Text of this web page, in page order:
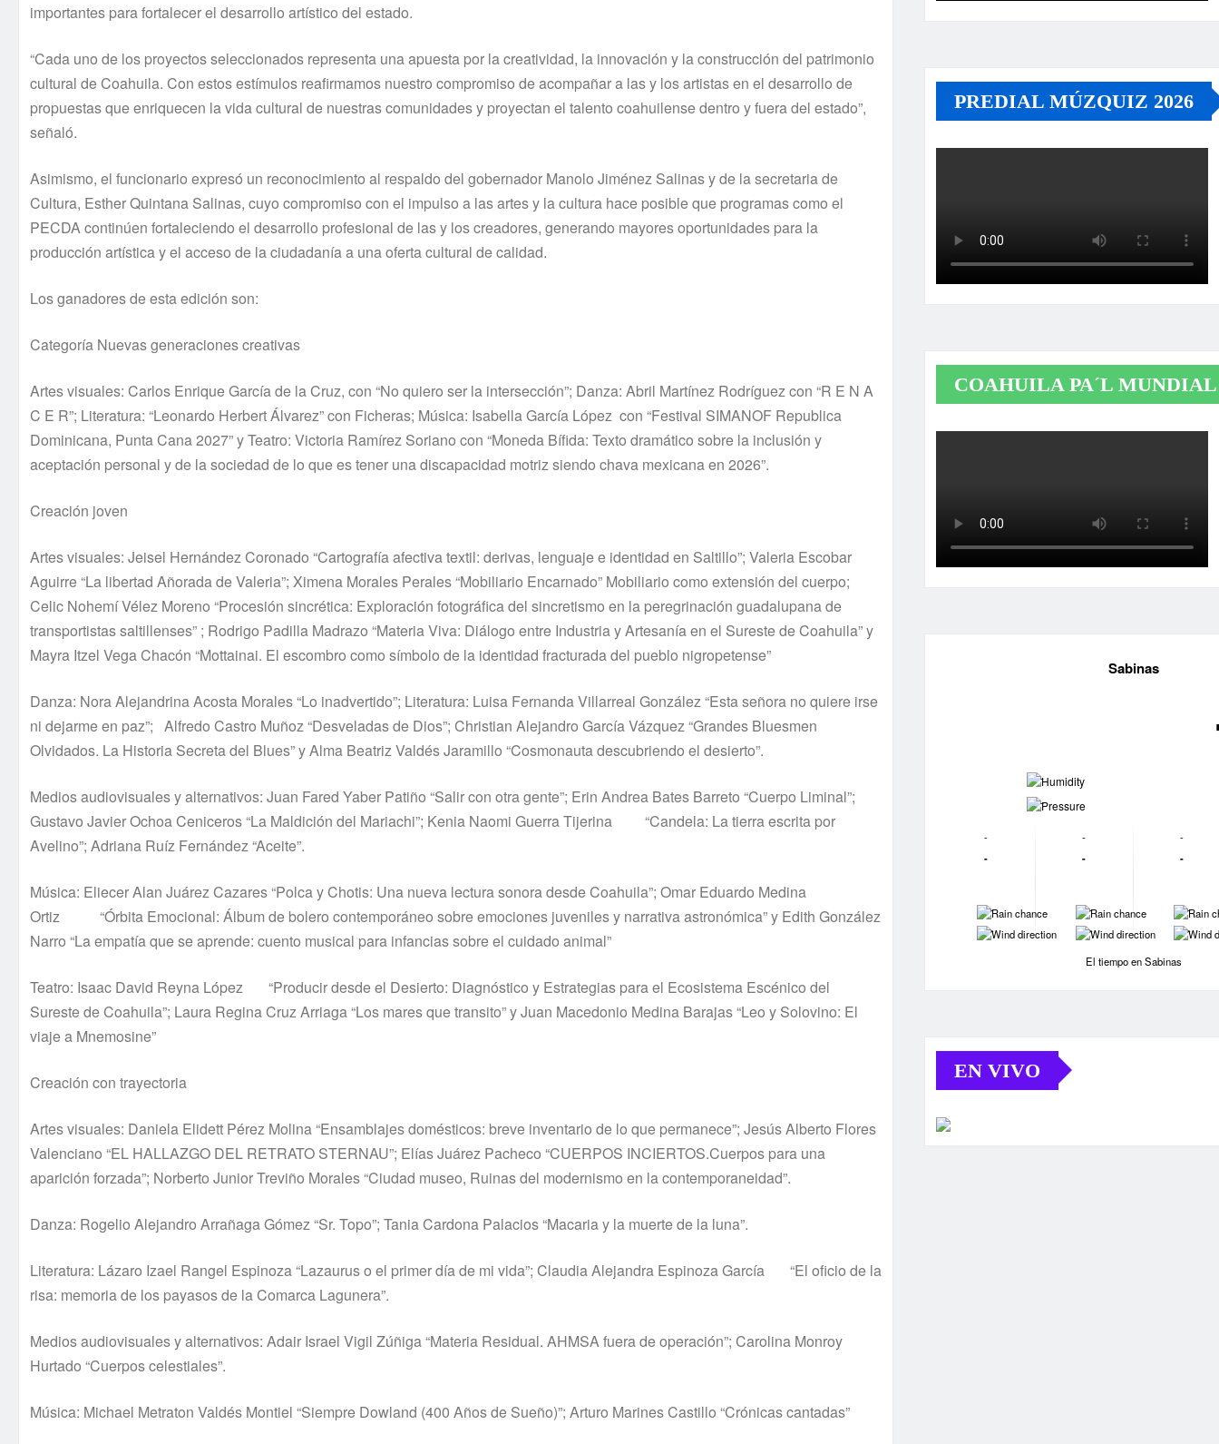
importantes para fortalecer el desarrollo artístico del estado.
“Cada uno de los proyectos seleccionados representa una apuesta por la creatividad, la innovación y la construcción del patrimonio
cultural de Coahuila. Con estos estímulos reafirmamos nuestro compromiso de acompañar a las y los artistas en el desarrollo de
propuestas que enriquecen la vida cultural de nuestras comunidades y proyectan el talento coahuilense dentro y fuera del estado”,
señaló.
Asimismo, el funcionario expresó un reconocimiento al respaldo del gobernador Manolo Jiménez Salinas y de la secretaria de
Cultura, Esther Quintana Salinas, cuyo compromiso con el impulso a las artes y la cultura hace posible que programas como el
PECDA continúen fortaleciendo el desarrollo profesional de las y los creadores, generando mayores oportunidades para la
producción artística y el acceso de la ciudadanía a una oferta cultural de calidad.
Los ganadores de esta edición son:
Categoría Nuevas generaciones creativas
Artes visuales: Carlos Enrique García de la Cruz, con “No quiero ser la intersección”; Danza: Abril Martínez Rodríguez con “R E N A
C E R”; Literatura: “Leonardo Herbert Álvarez” con Ficheras; Música: Isabella García López con “Festival SIMANOF Republica
Dominicana, Punta Cana 2027” y Teatro: Victoria Ramírez Soriano con “Moneda Bífida: Texto dramático sobre la inclusión y
aceptación personal y de la sociedad de lo que es tener una discapacidad motriz siendo chava mexicana en 2026”.
Creación joven
Artes visuales: Jeisel Hernández Coronado “Cartografía afectiva textil: derivas, lenguaje e identidad en Saltillo”; Valeria Escobar
Aguirre “La libertad Añorada de Valeria”; Ximena Morales Perales “Mobiliario Encarnado” Mobiliario como extensión del cuerpo;
Celic Nohemí Vélez Moreno “Procesión sincrética: Exploración fotográfica del sincretismo en la peregrinación guadalupana de
transportistas saltillenses” ; Rodrigo Padilla Madrazo “Materia Viva: Diálogo entre Industria y Artesanía en el Sureste de Coahuila” y
Mayra Itzel Vega Chacón “Mottainai. El escombro como símbolo de la identidad fracturada del pueblo nigropetense”
Danza: Nora Alejandrina Acosta Morales “Lo inadvertido”; Literatura: Luisa Fernanda Villarreal González “Esta señora no quiere irse
ni dejarme en paz”; Alfredo Castro Muñoz “Desveladas de Dios”; Christian Alejandro García Vázquez “Grandes Bluesmen
Olvidados. La Historia Secreta del Blues” y Alma Beatriz Valdés Jaramillo “Cosmonauta descubriendo el desierto”.
Medios audiovisuales y alternativos: Juan Fared Yaber Patiño “Salir con otra gente”; Erin Andrea Bates Barreto “Cuerpo Liminal”;
Gustavo Javier Ochoa Ceniceros “La Maldición del Mariachi”; Kenia Naomi Guerra Tijerina “Candela: La tierra escrita por
Avelino”; Adriana Ruíz Fernández “Aceite”.
Música: Eliecer Alan Juárez Cazares “Polca y Chotis: Una nueva lectura sonora desde Coahuila”; Omar Eduardo Medina
Ortiz “Órbita Emocional: Álbum de bolero contemporáneo sobre emociones juveniles y narrativa astronómica” y Edith González
Narro “La empatía que se aprende: cuento musical para infancias sobre el cuidado animal”
Teatro: Isaac David Reyna López “Producir desde el Desierto: Diagnóstico y Estrategias para el Ecosistema Escénico del
Sureste de Coahuila”; Laura Regina Cruz Arriaga “Los mares que transito” y Juan Macedonio Medina Barajas “Leo y Solovino: El
viaje a Mnemosine”
Creación con trayectoria
Artes visuales: Daniela Elidett Pérez Molina “Ensamblajes domésticos: breve inventario de lo que permanece”; Jesús Alberto Flores
Valenciano “EL HALLAZGO DEL RETRATO STERNAU”; Elías Juárez Pacheco “CUERPOS INCIERTOS.Cuerpos para una
aparición forzada”; Norberto Junior Treviño Morales “Ciudad museo, Ruinas del modernismo en la contemporaneidad”.
Danza: Rogelio Alejandro Arrañaga Gómez “Sr. Topo”; Tania Cardona Palacios “Macaria y la muerte de la luna”.
Literatura: Lázaro Izael Rangel Espinoza “Lazaurus o el primer día de mi vida”; Claudia Alejandra Espinoza García “El oficio de la
risa: memoria de los payasos de la Comarca Lagunera”.
Medios audiovisuales y alternativos: Adair Israel Vigil Zúñiga “Materia Residual. AHMSA fuera de operación”; Carolina Monroy
Hurtado “Cuerpos celestiales”.
Música: Michael Metraton Valdés Montiel “Siempre Dowland (400 Años de Sueño)”; Arturo Marines Castillo “Crónicas cantadas”
PREDIAL MÚZQUIZ 2026
COAHUILA PA´L MUNDIAL
Sabinas
-
-
-
-
-
-
-
-
-
-
-
-
-
-
El tiempo en Sabinas
EN VIVO